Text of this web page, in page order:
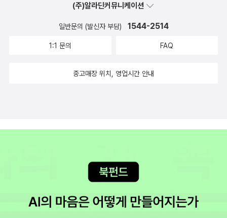
예요. 이러니 내가 스티븐킹을 사랑할수밖에 없어요. 2013년에 스티
븐킹의 책을 '듀마키'와 '11/22/63'과 함께 5편의 책을 읽었네요.201
표작과 만나야겠다는 생각이 들었습니다. 살인자와 알츠하이머...은
근 반전을 기다렸다면 실망스러울지도... 오랜만에 일본소설을 읽었
네요. 이상하게 일본 소설을 읽을때면 초반에 읽을때 너무 힘든데 후
반에 감동하며 책을 덮는 경우가 많아, 재미있는것을 알면서도 쉽게
덕분에 부수적으로 그시대 사람들의 생각고 삶은 알수 있게 해주는
작품이라 할수 있다.캐드펠 시리는 휴가나 방학때 느긋한 마음으로
여겨진다. 성녀의 유골 엘리스 피터스 99번재 주검 엘리스 피터스 수
혼례 엘리스 피터스 얼음속의 처녀 엘리스 피터스 성소의 참새 엘리
름 엘리스 피터스 성스러운 도둑 엘리스 피터스 캐드펠수사의 참회
(주)알라딘커뮤니케이션
일반문의 (발신자 부담) 1544-2514
1:1 문의 FAQ
중고매장 위치, 영업시간 안내